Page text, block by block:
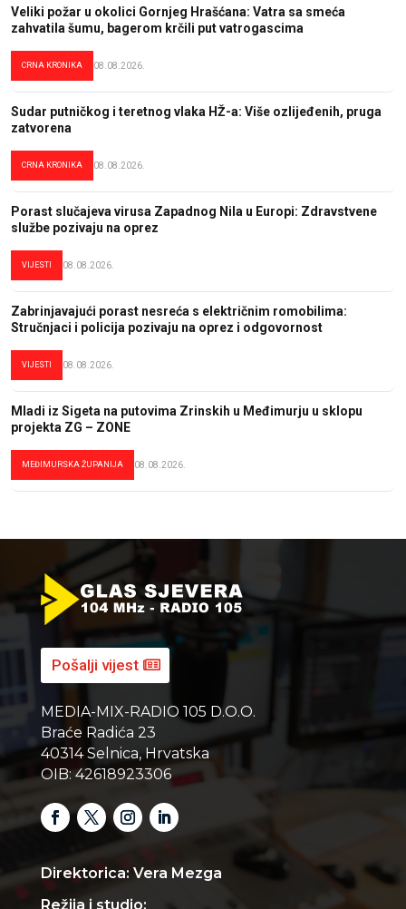
Veliki požar u okolici Gornjeg Hrašćana: Vatra sa smeća
zahvatila šumu, bagerom krčili put vatrogascima
CRNA KRONIKA 08.08.2026.
Sudar putničkog i teretnog vlaka HŽ-a: Više ozlijeđenih, pruga
zatvorena
CRNA KRONIKA 08.08.2026.
Porast slučajeva virusa Zapadnog Nila u Europi: Zdravstvene
službe pozivaju na oprez
VIJESTI 08.08.2026.
Zabrinjavajući porast nesreća s električnim romobilima:
Stručnjaci i policija pozivaju na oprez i odgovornost
VIJESTI 08.08.2026.
Mladi iz Sigeta na putovima Zrinskih u Međimurju u sklopu
projekta ZG – ZONE
MEĐIMURSKA ŽUPANIJA 08.08.2026.
Pošalji vijest
MEDIA-MIX-RADIO 105 D.O.O.
Braće Radića 23
40314 Selnica, Hrvatska
OIB: 42618923306
Direktorica: Vera Mezga
Režija i studio: